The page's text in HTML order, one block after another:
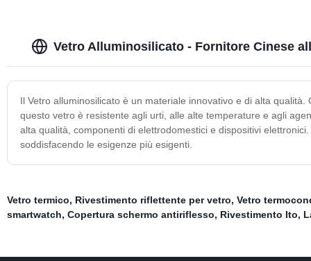
Vetro Alluminosilicato - Fornitore Cinese
Il Vetro alluminosilicato è un materiale innovativo e di alta
questo vetro è resistente agli urti, alle alte temperature e agli
alta qualità, componenti di elettrodomestici e dispositivi
soddisfacendo le esigenze più esigenti.
Vetro termico, Rivestimento riflettente per vetro, Vetro
smartwatch, Copertura schermo antiriflesso, Rivestimento Ito,